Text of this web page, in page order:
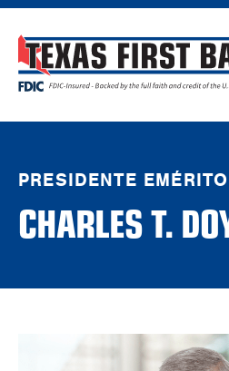
PRESIDENTE EMÉRITO
CHARLES T.